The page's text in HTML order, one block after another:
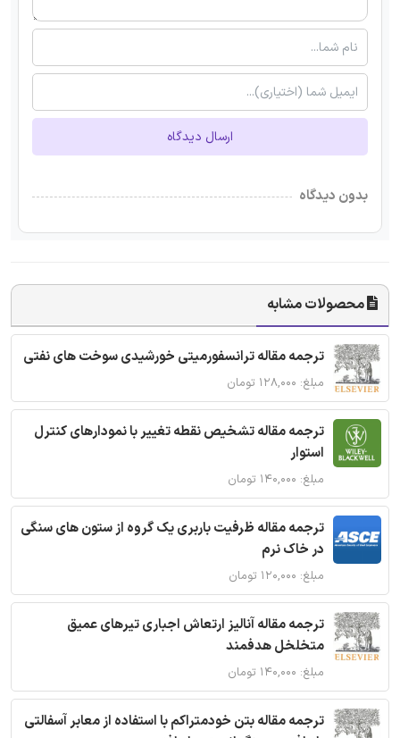
ارسال دیدگاه
بدون دیدگاه
محصولات مشابه
ترجمه مقاله ترانسفورمیتی خورشیدی سوخت های نفتی
مبلغ: ۱۲۸,۰۰۰ تومان
ترجمه مقاله تشخیص نقطه تغییر با نمودارهای کنترل
استوار
مبلغ: ۱۴۰,۰۰۰ تومان
ترجمه مقاله ظرفیت باربری یک گروه از ستون های سنگی
در خاک نرم
مبلغ: ۱۲۰,۰۰۰ تومان
ترجمه مقاله آنالیز ارتعاش اجباری تیرهای عمیق
متخلخل هدفمند
مبلغ: ۱۴۰,۰۰۰ تومان
ترجمه مقاله بتن خودمتراکم با استفاده از معابر آسفالتی